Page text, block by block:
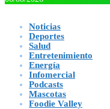
Noticias
Deportes
Salud
Entretenimiento
Energía
Infomercial
Podcasts
Mascotas
Foodie Valley